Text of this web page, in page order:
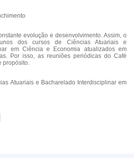
evolução e desenvolvimento. Assim, o
dos cursos de Ciências Atuariais e
em Ciência e Economia atualizados em
Por isso, as reuniões periódicas do Café
propósito.
Atuariais e Bacharelado Interdisciplinar em